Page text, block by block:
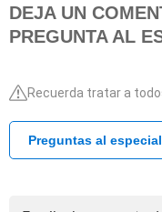
DEJA UN
PREGUNTA AL
Recuerda tratar a
Preguntas al